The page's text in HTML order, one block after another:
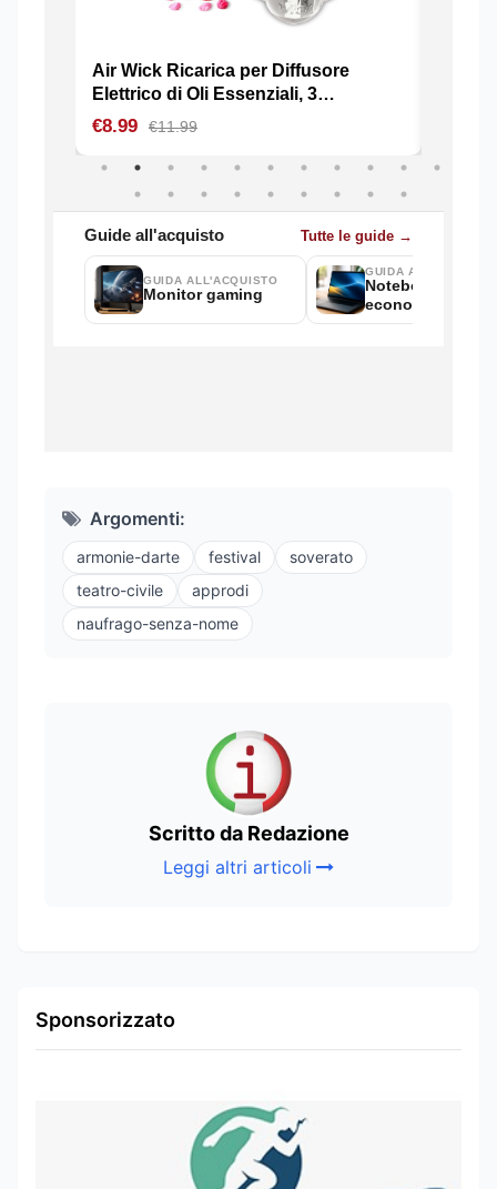
Argomenti:
armonie-darte festival
soverato
teatro-civile
approdi
naufrago-senza-nome
Scritto da Redazione
Leggi altri articoli
Sponsorizzato